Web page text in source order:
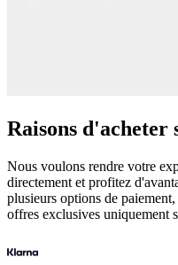
Raisons d'acheter
Nous voulons rendre votre
directement et profitez
plusieurs options de
offres exclusives uniquement